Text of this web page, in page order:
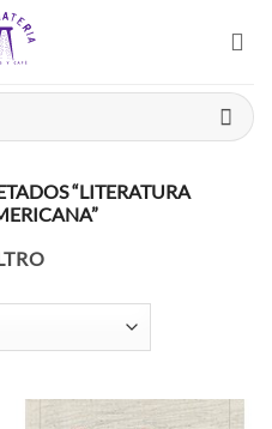
“LITERATURA